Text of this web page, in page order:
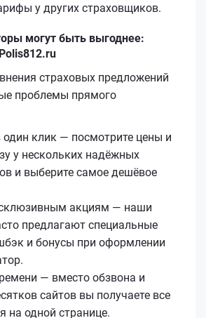
у других страховщиков.
могут быть выгоднее:
страховых предложений
проблемы прямого
один клик — посмотрите цены и
у нескольких надёжных
и выберите самое дешёвое
акциям — наши
предлагают специальные
и бонусы при оформлении
— вместо обзвона и
сайтов вы получаете все
на одной странице.